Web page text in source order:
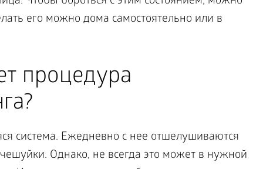
его можно дома самостоятельно или в
процедура
система. Ежедневно с нее отшелушиваются
Однако, не всегда это может в нужной